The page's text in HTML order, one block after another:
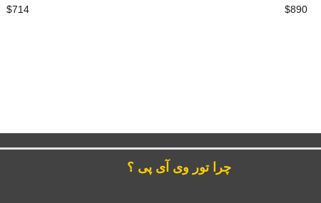
$890
$714
چرا تور وی آی پی ؟